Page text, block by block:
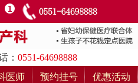
： 0551-64698888
医师 预约挂号 优惠活动